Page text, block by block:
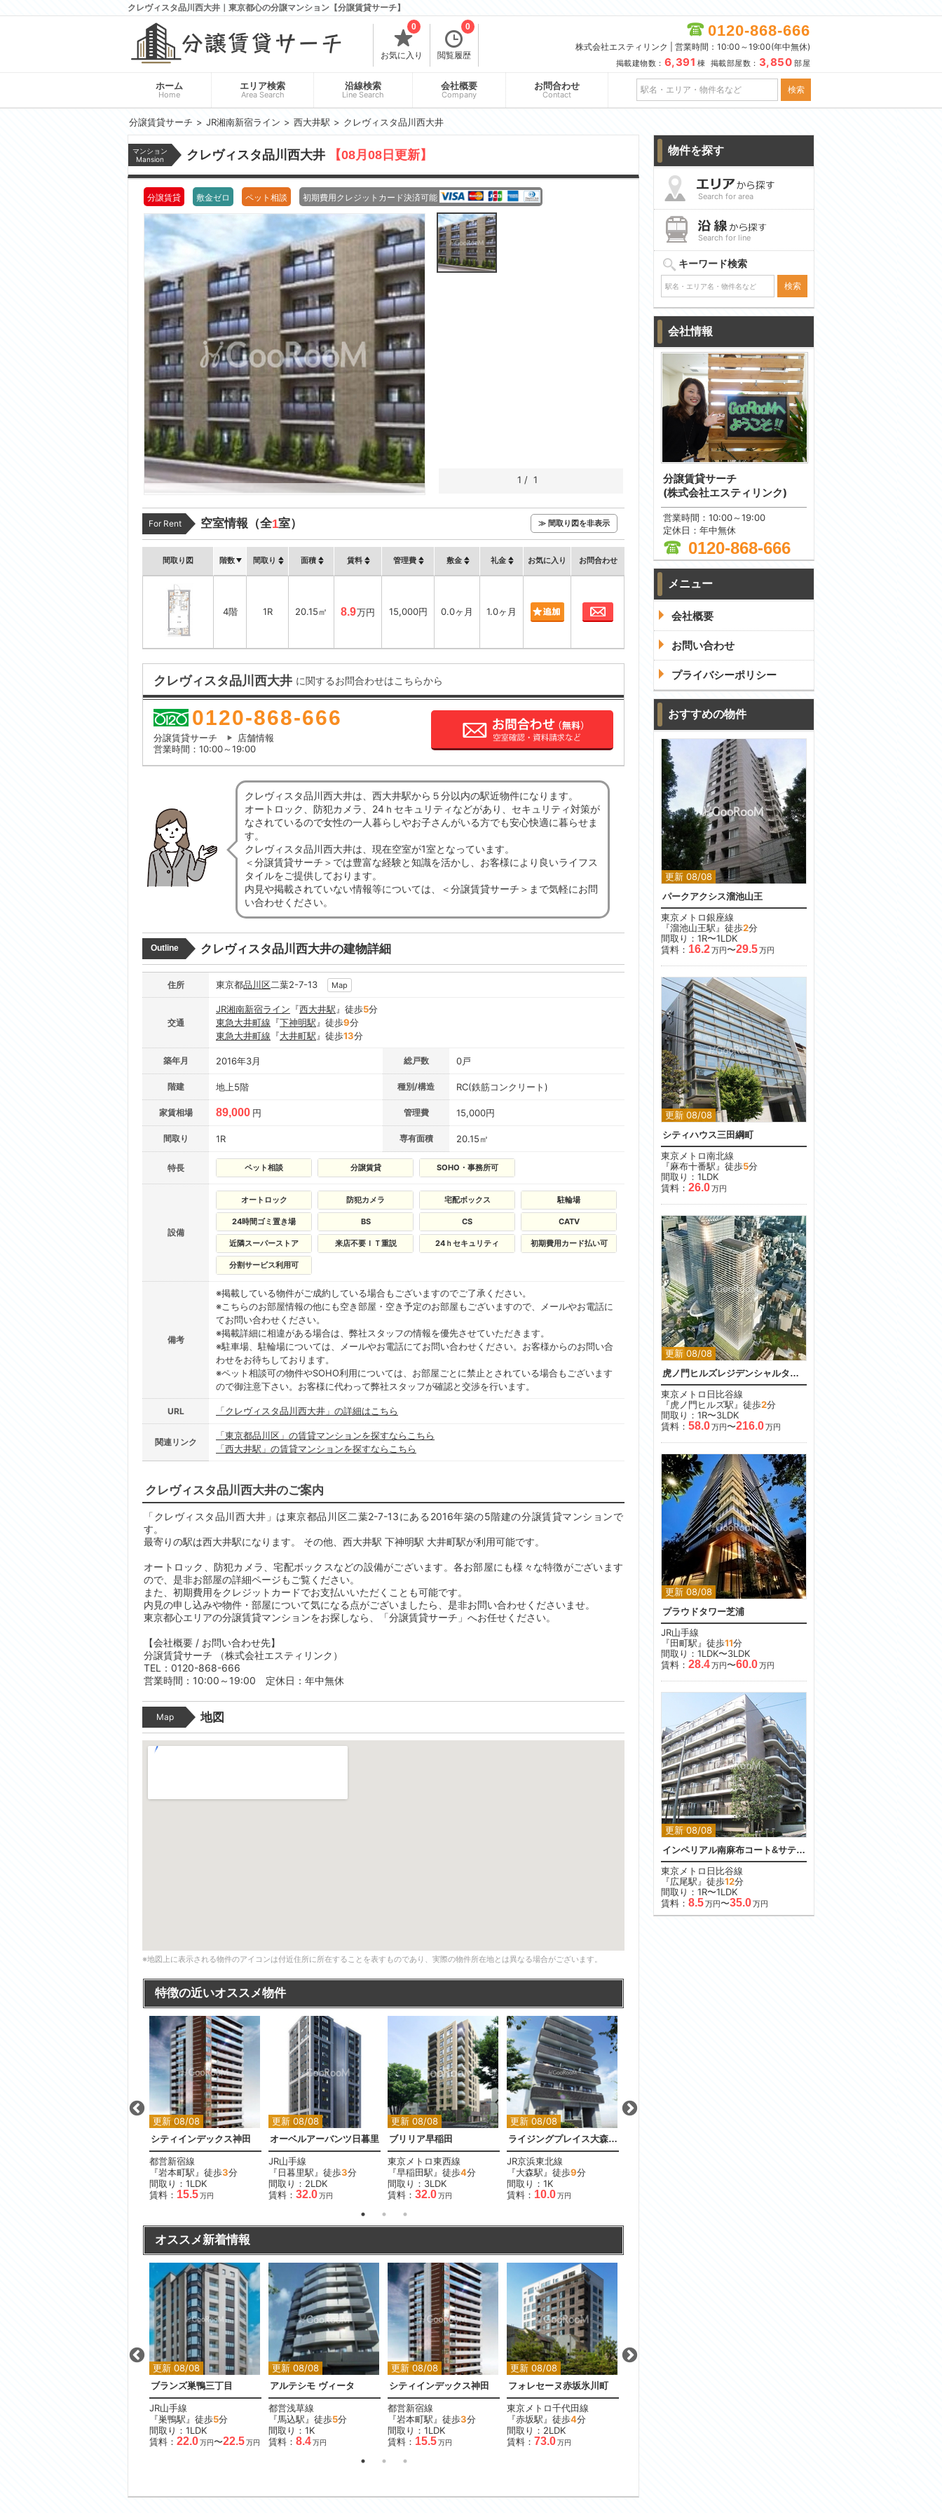
クレヴィスタ品川西大井｜東京都心の分譲マンション【分譲賃貸サーチ】
お気に入り
0
閲覧履歴
0 0120-868-666
株式会社エスティリンク | 営業時間：10:00～19:00(年中無休)
掲載建物数： 6,391 棟 掲載部屋数： 3,850 部屋
ホーム
Home
エリア検索
Area Search
沿線検索
Line Search
会社概要
Company
お問合わせ
Contact
分譲賃貸サーチ JR湘南新宿ライン 西大井駅 クレヴィスタ品川西大井
マンション
Mansion
クレヴィスタ品川西大井 【08月08日更新】
分譲賃貸 敷金ゼロ ペット相談 初期費用クレジットカード決済可能
1 / 1
For Rent 空室情報（全1室） ≫ 間取り図を非表示
間取り図 階数 間取り 面積 賃料 管理費 敷金 礼金 お気に入り お問合わせ
4階 1R 20.15㎡ 8.9万円 15,000円 0.0ヶ月 1.0ヶ月 お問合わせ
クレヴィスタ品川西大井 に関するお問合わせはこちらから
0120-868-666
分譲賃貸サーチ
店舗情報
営業時間：10:00～19:00
クレヴィスタ品川西大井は、西大井駅から５分以内の駅近物件になります。
オートロック、防犯カメラ、24ｈセキュリティなどがあり、セキュリティ対策が
なされているので女性の一人暮らしやお子さんがいる方でも安心快適に暮らせま
す。
クレヴィスタ品川西大井は、現在空室が1室となっています。
＜分譲賃貸サーチ＞では豊富な経験と知識を活かし、お客様により良いライフス
タイルをご提供しております。
内見や掲載されていない情報等については、＜分譲賃貸サーチ＞まで気軽にお問
い合わせください。
Outline クレヴィスタ品川西大井の建物詳細
住所 東京都品川区二葉2-7-13 Map
交通
JR湘南新宿ライン 『西大井駅 』徒歩5分
東急大井町線 『下神明駅 』徒歩9分
東急大井町線 『大井町駅 』徒歩13分
築年月 2016年3月 総戸数 0戸
階建 地上5階 種別/構造 RC(鉄筋コンクリート)
家賃相場 89,000 円 管理費 15,000円
間取り 1R 専有面積 20.15㎡
特長 ペット相談 分譲賃貸 SOHO・事務所可
設備
オートロック 防犯カメラ 宅配ボックス 駐輪場
24時間ゴミ置き場 BS CS CATV
近隣スーパーストア 来店不要ＩＴ重説 24ｈセキュリティ 初期費用カード払い可
分割サービス利用可
備考
※掲載している物件がご成約している場合もございますのでご了承ください。
※こちらのお部屋情報の他にも空き部屋・空き予定のお部屋もございますので、メールやお電話に
てお問い合わせください。
※掲載詳細に相違がある場合は、弊社スタッフの情報を優先させていただきます。
※駐車場、駐輪場については、メールやお電話にてお問い合わせください。お客様からのお問い合
わせをお待ちしております。
※ペット相談可の物件やSOHO利用については、お部屋ごとに禁止とされている場合もございます
ので御注意下さい。お客様に代わって弊社スタッフが確認と交渉を行います。
URL 「クレヴィスタ品川西大井」の詳細はこちら
関連リンク
「東京都品川区」の賃貸マンションを探すならこちら
「西大井駅」の賃貸マンションを探すならこちら
クレヴィスタ品川西大井のご案内
「クレヴィスタ品川西大井」は東京都品川区二葉2-7-13にある2016年築の5階建の分譲賃貸マンションで
す。
最寄りの駅は西大井駅になります。 その他、西大井駅 下神明駅 大井町駅が利用可能です。
オートロック、防犯カメラ、宅配ボックスなどの設備がございます。各お部屋にも様々な特徴がございます
ので、是非お部屋の詳細ページもご覧ください。
また、初期費用をクレジットカードでお支払いいただくことも可能です。
内見の申し込みや物件・部屋について気になる点がございましたら、是非お問い合わせくださいませ。
東京都心エリアの分譲賃貸マンションをお探しなら、「分譲賃貸サーチ」へお任せください。
【会社概要 / お問い合わせ先】
分譲賃貸サーチ （株式会社エスティリンク）
TEL：0120-868-666
営業時間：10:00～19:00 定休日：年中無休
Map 地図
※地図上に表示される物件のアイコンは付近住所に所在することを表すものであり、実際の物件所在地とは異なる場合がございます。
特徴の近いオススメ物件
更新 08/08
シティインデックス神田
都営新宿線
『岩本町駅』徒歩3分
間取り：1LDK
賃料： 15.5万円
更新 08/08
オーベルアーバンツ日暮里
JR山手線
『日暮里駅』徒歩3分
間取り：2LDK
賃料： 32.0万円
更新 08/08
ブリリア早稲田
東京メトロ東西線
『早稲田駅』徒歩4分
間取り：3LDK
賃料： 32.0万円
更新 08/08
ライジングプレイス大森二番館
JR京浜東北線
『大森駅』徒歩9分
間取り：1K
賃料： 10.0万円
オススメ新着情報
更新 08/08
ブランズ巣鴨三丁目
JR山手線
『巣鴨駅』徒歩5分
間取り：1LDK
賃料： 22.0万円〜22.5万円
更新 08/08
アルテシモ ヴィータ
都営浅草線
『馬込駅』徒歩5分
間取り：1K
賃料： 8.4万円
更新 08/08
シティインデックス神田
都営新宿線
『岩本町駅』徒歩3分
間取り：1LDK
賃料： 15.5万円
更新 08/08
フォレセーヌ赤坂氷川町
東京メトロ千代田線
『赤坂駅』徒歩4分
間取り：2LDK
賃料： 73.0万円
物件を探す
Search for area
Search for line
キーワード検索
会社情報
分譲賃貸サーチ
(株式会社エスティリンク)
営業時間：10:00～19:00
定休日：年中無休
0120-868-666
メニュー
会社概要
お問い合わせ
プライバシーポリシー
おすすめの物件
更新 08/08
パークアクシス溜池山王
東京メトロ銀座線
『溜池山王駅』徒歩2分
間取り：1R〜1LDK
賃料： 16.2万円〜29.5万円
更新 08/08
シティハウス三田綱町
東京メトロ南北線
『麻布十番駅』徒歩5分
間取り：1LDK
賃料： 26.0万円
更新 08/08
虎ノ門ヒルズレジデンシャルタワー
東京メトロ日比谷線
『虎ノ門ヒルズ駅』徒歩2分
間取り：1R〜3LDK
賃料： 58.0万円〜216.0万円
更新 08/08
プラウドタワー芝浦
JR山手線
『田町駅』徒歩11分
間取り：1LDK〜3LDK
賃料： 28.4万円〜60.0万円
更新 08/08
インペリアル南麻布コート&サテライト
東京メトロ日比谷線
『広尾駅』徒歩12分
間取り：1R〜1LDK
賃料： 8.5万円〜35.0万円